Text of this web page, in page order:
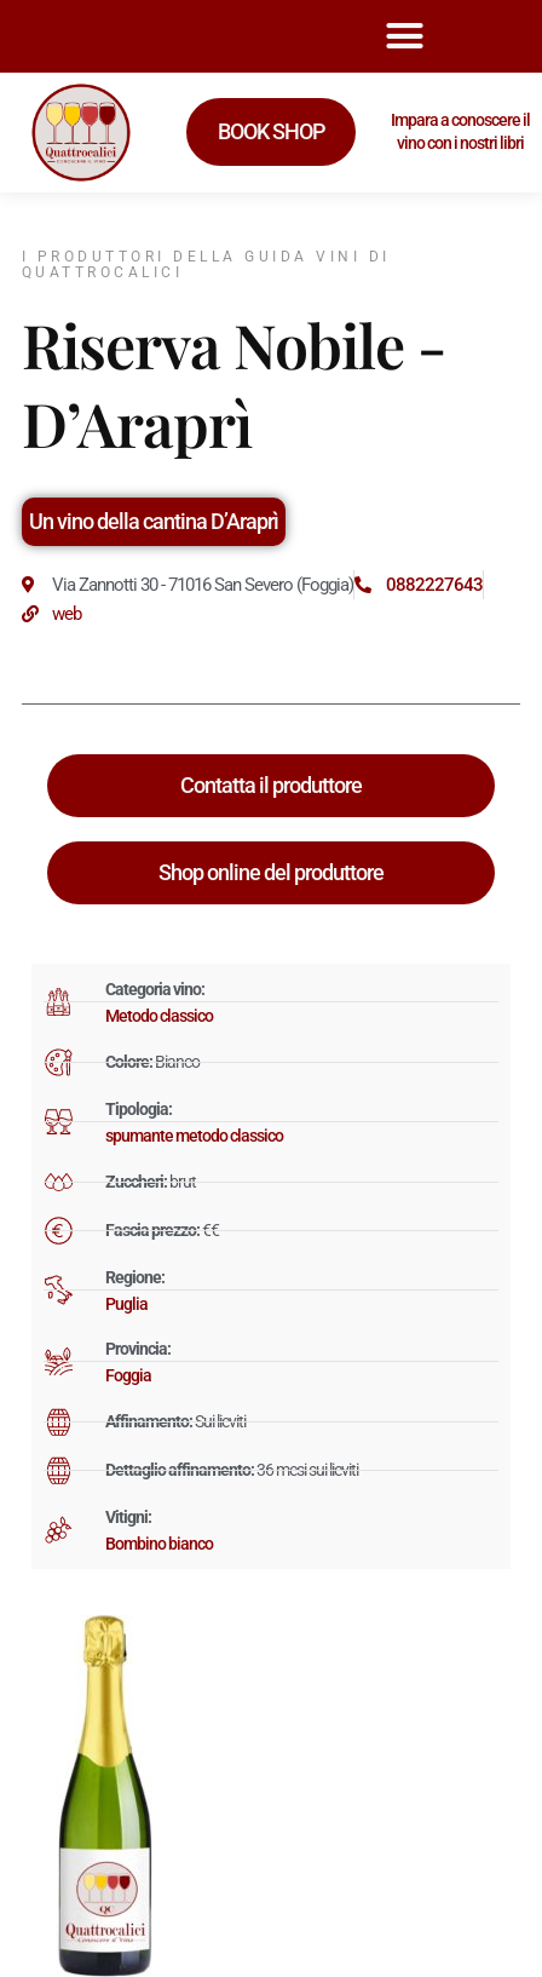
BOOK SHOP
Impara a conoscere il
vino con i nostri libri
I PRODUTTORI DELLA GUIDA VINI DI
QUATTROCALICI
Riserva Nobile -
D’Araprì
Un vino della cantina D’Araprì
Via Zannotti 30 - 71016 San Severo (Foggia)
0882227643
web
Categoria vino:
Metodo classico
Colore:Bianco
Tipologia:
spumante metodo classico
Zuccheri:brut
Fascia prezzo:€€
Regione:
Puglia
Provincia:
Foggia
Affinamento:Sui lieviti
Dettaglio affinamento:36 mesi sui lieviti
Vitigni:
Bombino bianco
Contatta il produttore
Shop online del produttore